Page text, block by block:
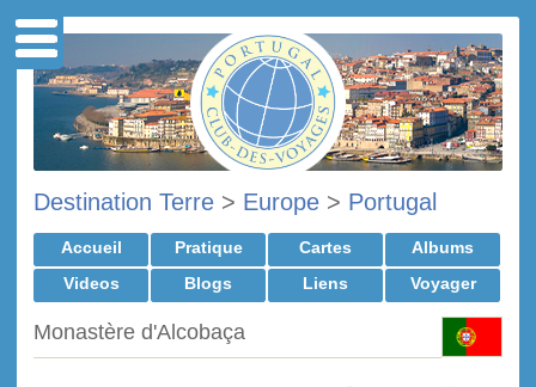
Destination Terre > Europe > Portugal
Accueil Pratique Cartes
Albums
Videos
Blogs Liens Voyager
Monastère d'Alcobaça